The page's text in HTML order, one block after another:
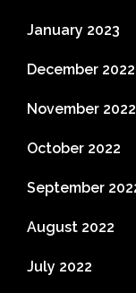
January 2023
December 2022
November 2022
October 2022
September
August 2022
July 2022